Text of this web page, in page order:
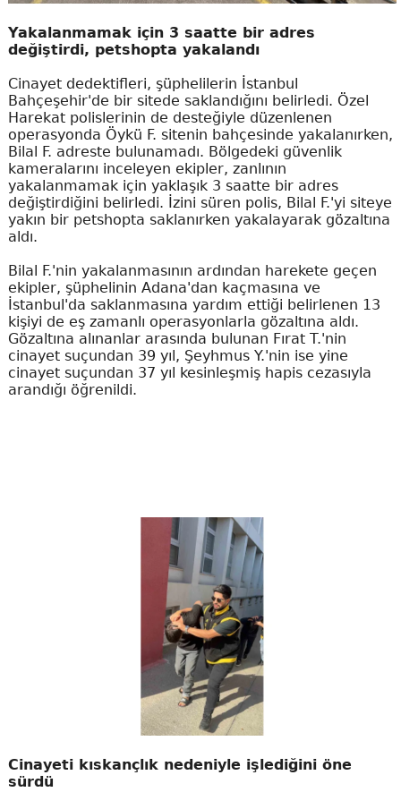
Yakalanmamak için 3 saatte bir adres
değiştirdi, petshopta yakalandı
Cinayet dedektifleri, şüphelilerin İstanbul
Bahçeşehir'de bir sitede saklandığını belirledi. Özel
Harekat polislerinin de desteğiyle düzenlenen
operasyonda Öykü F. sitenin bahçesinde yakalanırken,
Bilal F. adreste bulunamadı. Bölgedeki güvenlik
kameralarını inceleyen ekipler, zanlının
yakalanmamak için yaklaşık 3 saatte bir adres
değiştirdiğini belirledi. İzini süren polis, Bilal F.'yi siteye
yakın bir petshopta saklanırken yakalayarak gözaltına
aldı.
Bilal F.'nin yakalanmasının ardından harekete geçen
ekipler, şüphelinin Adana'dan kaçmasına ve
İstanbul'da saklanmasına yardım ettiği belirlenen 13
kişiyi de eş zamanlı operasyonlarla gözaltına aldı.
Gözaltına alınanlar arasında bulunan Fırat T.'nin
cinayet suçundan 39 yıl, Şeyhmus Y.'nin ise yine
cinayet suçundan 37 yıl kesinleşmiş hapis cezasıyla
arandığı öğrenildi.
Cinayeti kıskançlık nedeniyle işlediğini öne
sürdü